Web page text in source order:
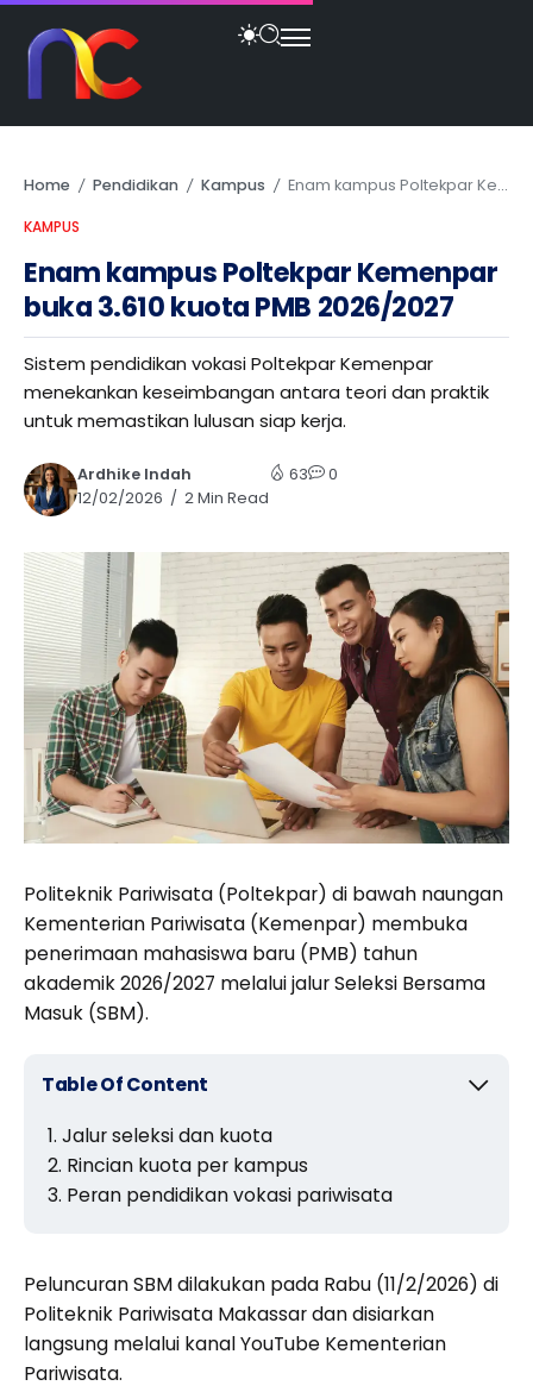
Home / Pendidikan / Kampus / Enam kampus Poltekpar Kemenpar buka 3.610 kuota PMB 2026/2027
KAMPUS
Enam kampus Poltekpar Kemenpar
buka 3.610 kuota PMB 2026/2027
Sistem pendidikan vokasi Poltekpar Kemenpar
menekankan keseimbangan antara teori dan praktik
untuk memastikan lulusan siap kerja.
Ardhike Indah
12/02/2026
2 Min Read
63 0
Politeknik Pariwisata (Poltekpar) di bawah naungan
Kementerian Pariwisata (Kemenpar) membuka
penerimaan mahasiswa baru (PMB) tahun
akademik 2026/2027 melalui jalur Seleksi Bersama
Masuk (SBM).
Table Of Content
Jalur seleksi dan kuota
Rincian kuota per kampus
Peran pendidikan vokasi pariwisata
Peluncuran SBM dilakukan pada Rabu (11/2/2026) di
Politeknik Pariwisata Makassar dan disiarkan
langsung melalui kanal YouTube Kementerian
Pariwisata.